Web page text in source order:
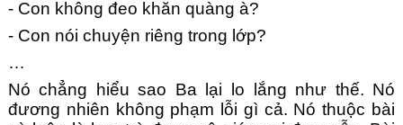
- Con không đeo khăn quàng à?
- Con nói chuyện riêng trong lớp?
…
Nó chẳng hiểu sao Ba lại lo lắng như thế. Nó
đương nhiên không phạm lỗi gì cả. Nó thuộc bài